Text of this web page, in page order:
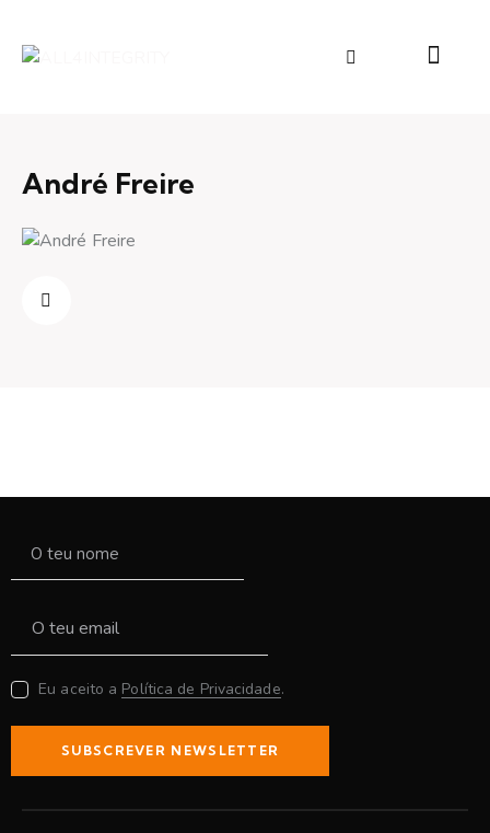
André Freire
Eu aceito a Política de Privacidade.
SUBSCREVER NEWSLETTER